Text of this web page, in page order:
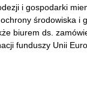
i gospodarki
środowiska i
biurem ds.
funduszy Unii